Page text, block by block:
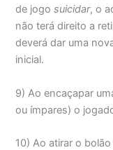
de jogosuicidar, o
não terá direito a
deverá dar uma
inicial.
9) Ao encaçapar
ou ímpares) o
10) Ao atirar o